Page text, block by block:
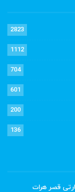
2823
1112
704
601
200
136
قصر هرات